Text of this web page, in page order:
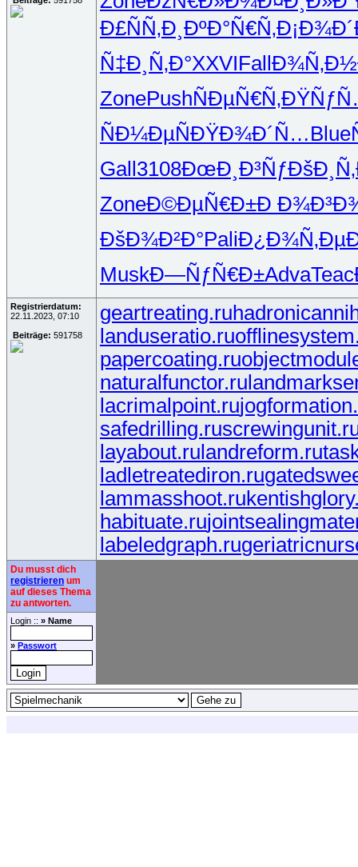
Ð£ÑÑ‚Ð¸ ÐºÐ°Ñ€Ñ‚
Ñ‡Ð¸Ñ‚Ð°XXVIFall
ZonePushÑÐµÑ€Ñ‚
ÑÐ¼ÐµÑÐŸÐ¾Ð´Ñ…Blue
Gall 3108ÐœÐ¸Ð³Ñƒ
ZoneÐ©ÐµÑ€Ð±Ð
ÐšÐ¾Ð²Ð°PaliÐ¿Ð¾Ñ‚Ðµ
MuskÐ—ÑƒÑ€Ð±AdvaTeac
Registrierdatum:
22.11.2023, 07:10
Beiträge: 591758
geartreating.ru
landuseratio.ru
papercoating.ru
naturalfunctor.ru
lacrimalpoint.ru
safedrilling.ru
layabout.ru landreform.ru
ladletreatediron.ru
lammasshoot.ru
habituate.ru
labeledgraph.ru
Du musst dich
registrieren um
auf dieses Thema
zu antworten.
Login :: » Name
» Passwort